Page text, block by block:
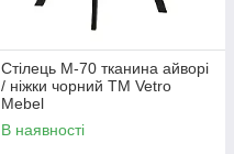
Стілець M-70 тканина айворі
/ ніжки чорний TM Vetro
Mebel
В наявності